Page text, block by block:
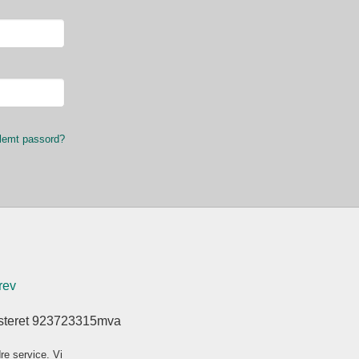
passord?
923723315mva
service. Vi